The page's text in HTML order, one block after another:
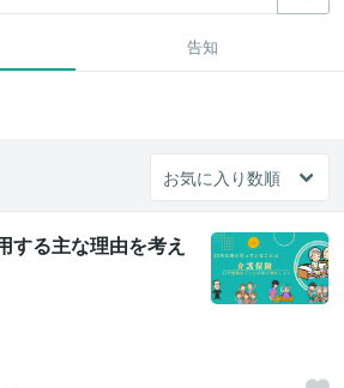
告知
する主な理由を考え